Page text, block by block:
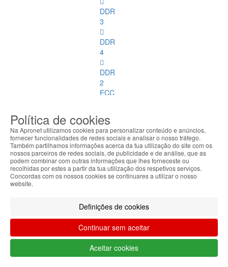
DDR
3
DDR
4
DDR
2
ECC
3
ECC
Memórias
SoDimm
Ver
DDR1
DDR2
Política de cookies
Na Apronet utilizamos cookies para personalizar conteúdo e anúncios,
fornecer funcionalidades de redes sociais e analisar o nosso tráfego.
Também partilhamos informações acerca da tua utilização do site com os
nossos parceiros de redes sociais, de publicidade e de análise, que as
podem combinar com outras informações que lhes forneceste ou
recolhidas por estes a partir da tua utilização dos respetivos serviços.
Concordas com os nossos cookies se continuares a utilizar o nosso
website.
Definições de cookies
Continuar sem aceitar
Aceitar cookies